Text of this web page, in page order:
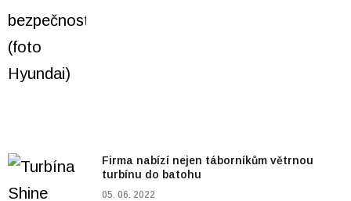
Firma nabízí nejen táborníkům větrnou
turbínu do batohu
05. 06. 2022